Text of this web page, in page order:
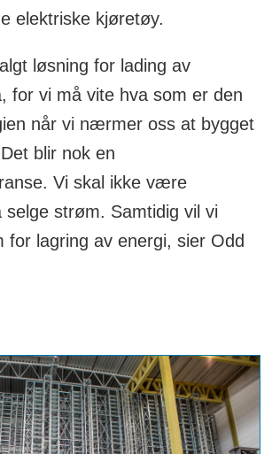
elektriske kjøretøy.
løsning for lading av
for vi må vite hva som er den
når vi nærmer oss at bygget
blir nok en
Vi skal ikke være
selge strøm. Samtidig vil vi
for lagring av energi, sier Odd